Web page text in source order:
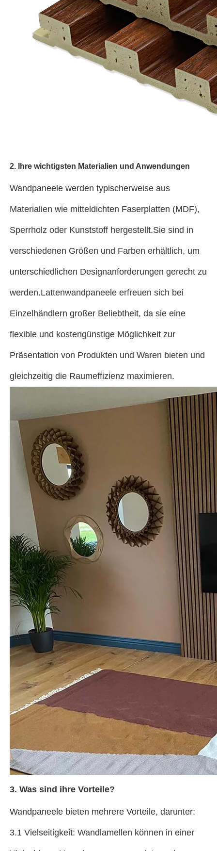
2. Ihre wichtigsten Materialien und Anwendungen
Wandpaneele werden typischerweise aus
Materialien wie mitteldichten Faserplatten (MDF),
Sperrholz oder Kunststoff hergestellt.Sie sind in
verschiedenen Größen und Farben erhältlich, um
unterschiedlichen Designanforderungen gerecht zu
werden.Lattenwandpaneele erfreuen sich bei
Einzelhändlern großer Beliebtheit, da sie eine
flexible und kostengünstige Möglichkeit zur
Präsentation von Produkten und Waren bieten und
gleichzeitig die Raumeffizienz maximieren.
3. Was sind ihre Vorteile?
Wandpaneele bieten mehrere Vorteile, darunter:
3.1 Vielseitigkeit: Wandlamellen können in einer